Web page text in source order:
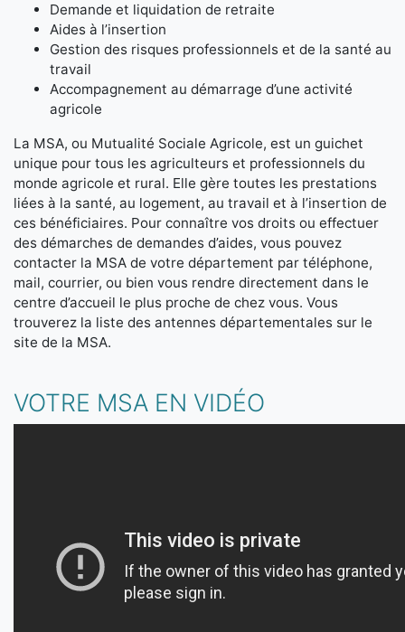
Demande et liquidation de retraite
Aides à l’insertion
Gestion des risques professionnels et de la santé au
travail
Accompagnement au démarrage d’une activité
agricole
La MSA, ou Mutualité Sociale Agricole, est un guichet
unique pour tous les agriculteurs et professionnels du
monde agricole et rural. Elle gère toutes les prestations
liées à la santé, au logement, au travail et à l’insertion de
ces bénéficiaires. Pour connaître vos droits ou effectuer
des démarches de demandes d’aides, vous pouvez
contacter la MSA de votre département par téléphone,
mail, courrier, ou bien vous rendre directement dans le
centre d’accueil le plus proche de chez vous. Vous
trouverez la liste des antennes départementales sur le
site de la MSA.
VOTRE MSA EN VIDÉO